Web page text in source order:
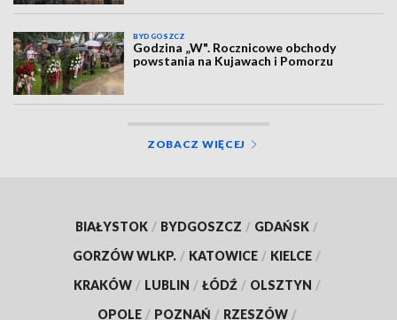
BYDGOSZCZ
Godzina „W". Rocznicowe obchody
powstania na Kujawach i Pomorzu
ZOBACZ WIĘCEJ
BIAŁYSTOK / BYDGOSZCZ / GDAŃSK /
GORZÓW WLKP. / KATOWICE / KIELCE /
KRAKÓW / LUBLIN / ŁÓDŹ / OLSZTYN /
OPOLE / POZNAŃ / RZESZÓW /